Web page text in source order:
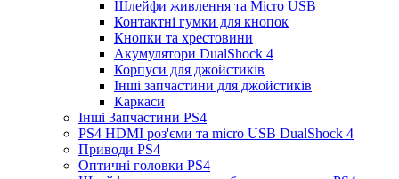
Шлейфи живлення та Micro USB
Контактні гумки для кнопок
Кнопки та хрестовини
Акумулятори DualShock 4
Корпуси для джойстиків
Інші запчастини для джойстиків
Каркаси
Інші Запчастини PS4
PS4 HDMI роз'єми та micro USB DualShock 4
Приводи PS4
Оптичні головки PS4